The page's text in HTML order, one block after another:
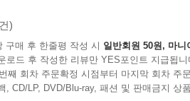
│결국 음식이 바뀌어야 한다.
에 각별한 주의가 필요한 이유부터
음식 항원 검사 안내까지 우리가
관점에서 친절하게 안내한다.
)
구매 후 한줄평 작성 시 일반회원 50원, 마니
로드 후 작성한 리뷰만 YES포인트 지급됩니
째 회차 주문확정 시점부터 마지막 회차 주
, CD/LP, DVD/Blu-ray, 패션 및 판매금지 상